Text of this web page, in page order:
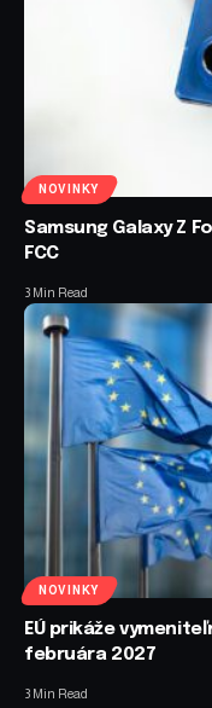
NOVINKY
Samsung Galaxy Z
FCC
3 Min Read
NOVINKY
EÚ prikáže
februára 2027
3 Min Read